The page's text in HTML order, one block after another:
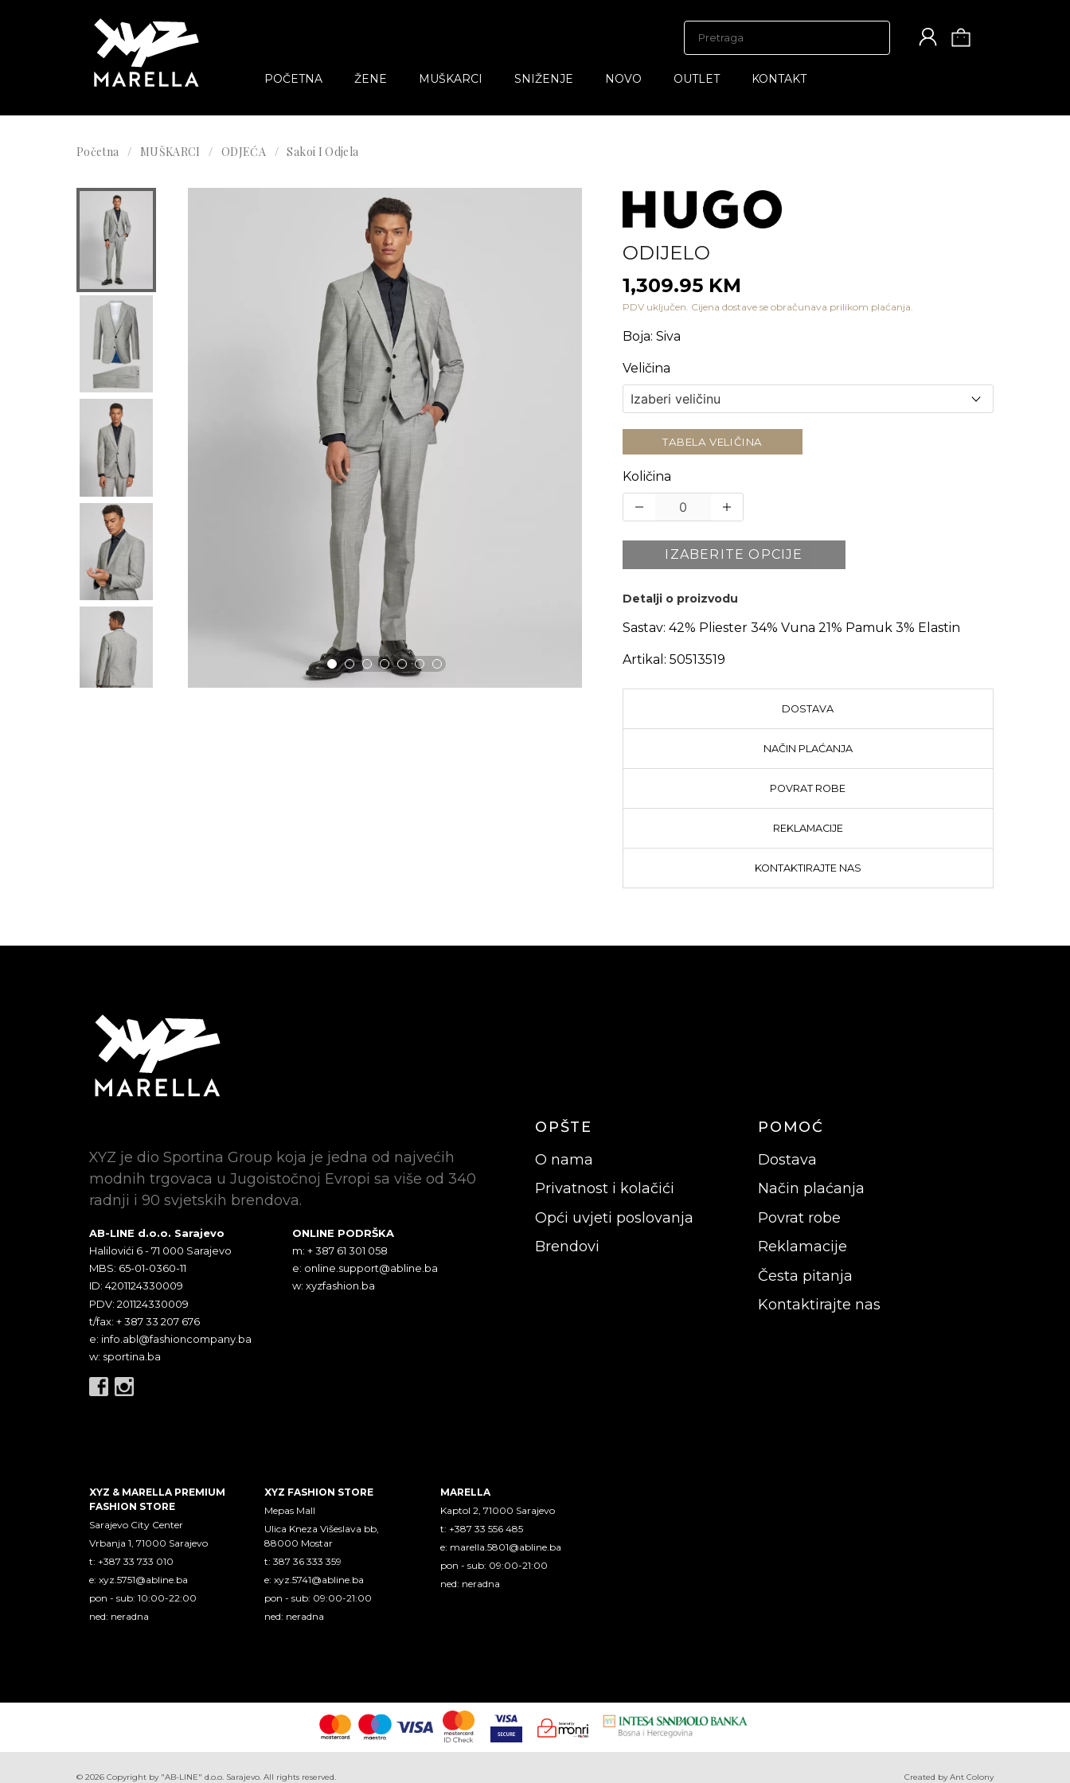
POČETNA ŽENE MUŠKARCI SNIŽENJE NOVO OUTLET KONTAKT
Početna MUŠKARCI ODJEĆA Sakoi I Odjela
ODIJELO
1,309.95 KM
PDV uključen. Cijena dostave se obračunava prilikom plaćanja.
Boja: Siva
Veličina
TABELA VELIČINA
Količina
IZABERITE OPCIJE
Detalji o proizvodu
Sastav: 42% Pliester 34% Vuna 21% Pamuk 3% Elastin
Artikal: 50513519
DOSTAVA
NAČIN PLAĆANJA
POVRAT ROBE
REKLAMACIJE
KONTAKTIRAJTE NAS
XYZ je dio Sportina Group koja je jedna od najvećih
modnih trgovaca u Jugoistočnoj Evropi sa više od 340
radnji i 90 svjetskih brendova.
AB-LINE d.o.o. Sarajevo
Halilovići 6 - 71 000 Sarajevo
MBS: 65-01-0360-11
ID: 4201124330009
PDV: 201124330009
t/fax: + 387 33 207 676
e: info.abl@fashioncompany.ba
w: sportina.ba
ONLINE PODRŠKA
m: + 387 61 301 058
e: online.support@abline.ba
w: xyzfashion.ba
OPŠTE
O nama
Privatnost i kolačići
Opći uvjeti poslovanja
Brendovi
POMOĆ
Dostava
Način plaćanja
Povrat robe
Reklamacije
Česta pitanja
Kontaktirajte nas
XYZ & MARELLA PREMIUM
FASHION STORE
Sarajevo City Center
Vrbanja 1, 71000 Sarajevo
t: +387 33 733 010
e: xyz.5751@abline.ba
pon - sub: 10:00-22:00
ned: neradna
XYZ FASHION STORE
Mepas Mall
Ulica Kneza Višeslava bb,
88000 Mostar
t: 387 36 333 359
e:xyz.5741@abline.ba
pon - sub: 09:00-21:00
ned: neradna
MARELLA
Kaptol 2, 71000 Sarajevo
t: +387 33 556 485
e: marella.5801@abline.ba
pon - sub: 09:00-21:00
ned: neradna
© 2026 Copyright by "AB-LINE" d.o.o. Sarajevo. All rights reserved. Created by Ant Colony